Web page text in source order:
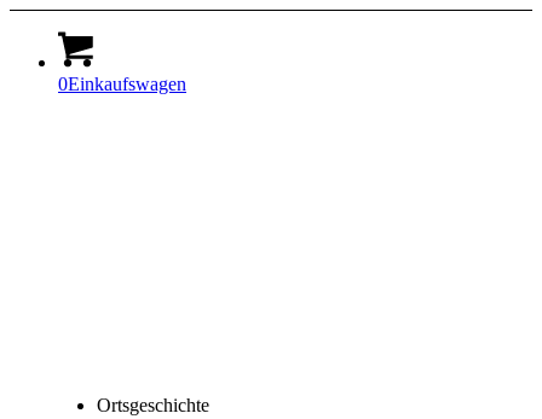
0Einkaufswagen
Ortsgeschichte